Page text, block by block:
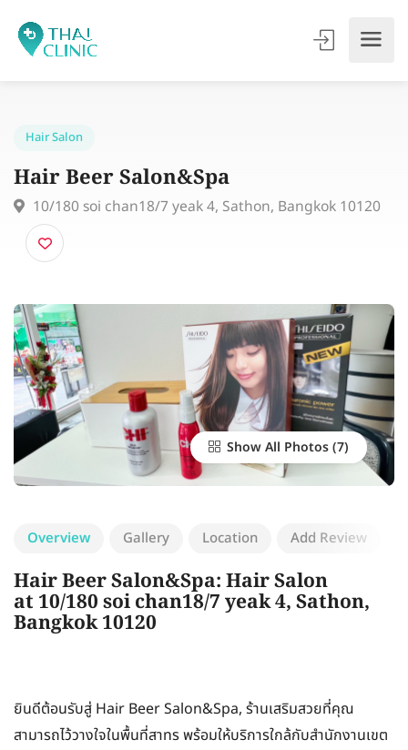
Hair Beer Salon&Spa
10/180 soi chan18/7 yeak 4, Sathon, Bangkok
Show All Photos
Overview Gallery Location Add Review
Hair Beer Salon&Spa: Hair Salon
at 10/180 soi chan18/7 yeak 4, Sathon,
Bangkok 10120
ยินดีต้อนรับสู่ Hair Beer Salon&Spa, ร้านเสริมสวยที่คุณ
สามารถไว้วางใจในพื้นที่สาทร พร้อมให้บริการใกล้กับสำนักงานเขต